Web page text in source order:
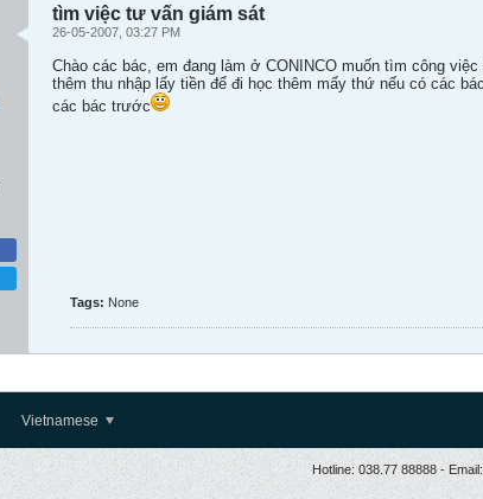
tìm việc tư vấn giám sát
26-05-2007, 03:27 PM
Chào các bác, em đang làm ở CONINCO muốn tìm công
thêm thu nhập lấy tiền để đi học thêm mấy thứ nếu có các
các bác trước
Tags: None
Vietnamese
Hotline: 038.77 88888 -